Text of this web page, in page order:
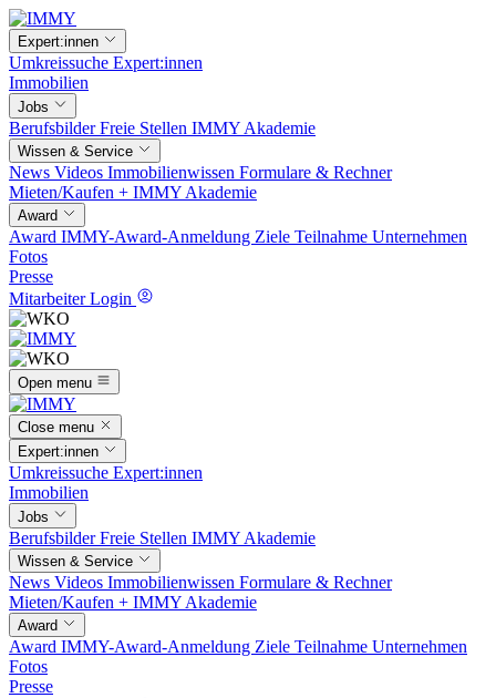
Expert:innen
Umkreissuche Expert:innen
Immobilien
Jobs
BerufsbilderFreie Stellen IMMY Akademie
Wissen & Service
News Videos Immobilienwissen Formulare & Rechner
Mieten/Kaufen + IMMY Akademie
Award
Award IMMY-Award-Anmeldung Ziele Teilnahme Unternehmen
Fotos
Presse
Mitarbeiter Login
Open menu
Close menu
Expert:innen
Umkreissuche Expert:innen
Immobilien
Jobs
BerufsbilderFreie Stellen IMMY Akademie
Wissen & Service
News Videos Immobilienwissen Formulare & Rechner
Mieten/Kaufen + IMMY Akademie
Award
Award IMMY-Award-Anmeldung Ziele Teilnahme Unternehmen
Fotos
Presse